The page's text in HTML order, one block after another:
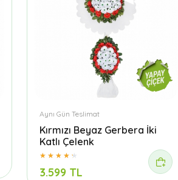
Aynı Gün Teslimat
Kırmızı Beyaz Gerbera İki
Katlı Çelenk
3.599 TL